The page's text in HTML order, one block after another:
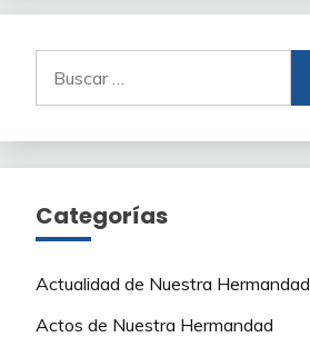
Categorías
Actualidad de Nuestra Hermandad
Actos de Nuestra Hermandad